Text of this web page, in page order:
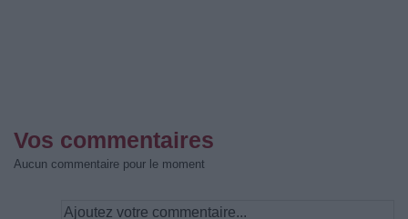
Vos commentaires
Aucun commentaire pour le moment